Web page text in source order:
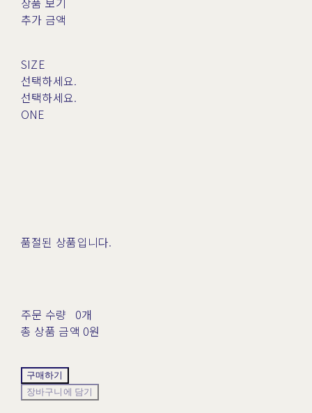
추가 금액
SIZE
선택하세요.
선택하세요.
ONE
품절된 상품입니다.
주문 수량
0개
총 상품 금액 0원
구매하기
장바구니에 담기